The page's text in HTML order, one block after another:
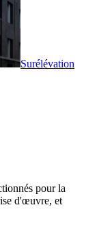
Surélévation
pour la
d'œuvre, et